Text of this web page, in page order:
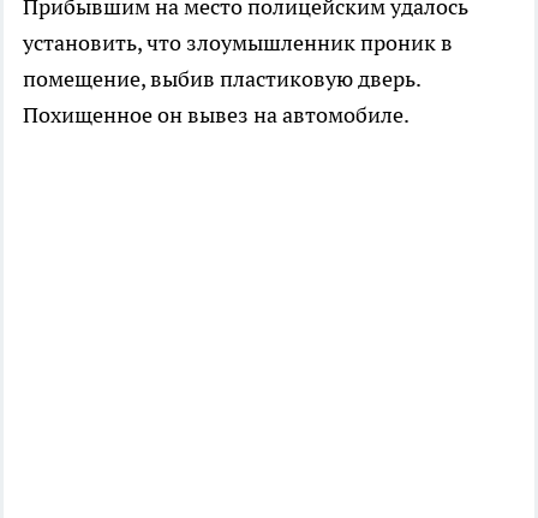
Прибывшим на место полицейским удалось
установить, что злоумышленник проник в
помещение, выбив пластиковую дверь.
Похищенное он вывез на автомобиле.